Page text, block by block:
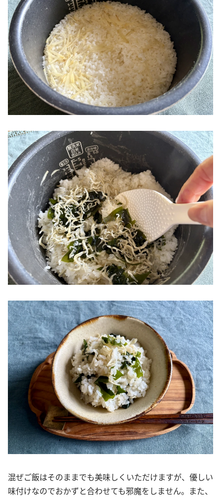
混ぜご飯はそのままでも美味しくいただけますが、優しい
味付けなのでおかずと合わせても邪魔をしません。また、